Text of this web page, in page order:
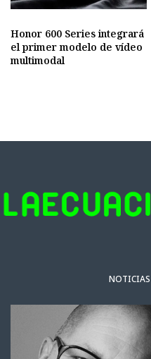
Honor 600 Series integrará
el primer modelo de vídeo
multimodal
NOTICIAS